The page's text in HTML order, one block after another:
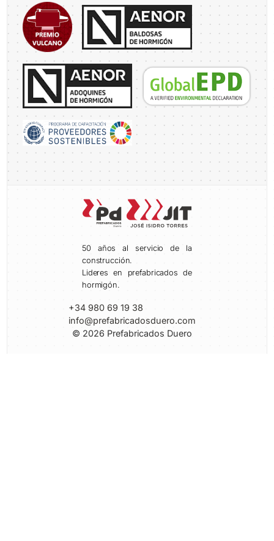
50 años al servicio de la
construcción.
Lideres en prefabricados de
hormigón.
+34 980 69 19 38
info@prefabricadosduero.com
© 2026 Prefabricados Duero